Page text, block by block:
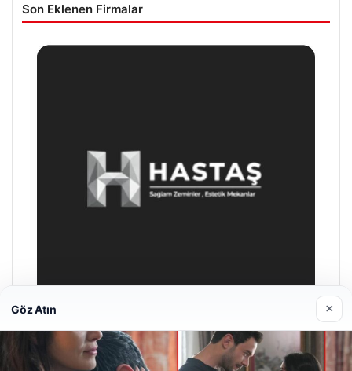
Son Eklenen Firmalar
Enes Kaplan Avukatlık Bürosu
Göz Atın ×